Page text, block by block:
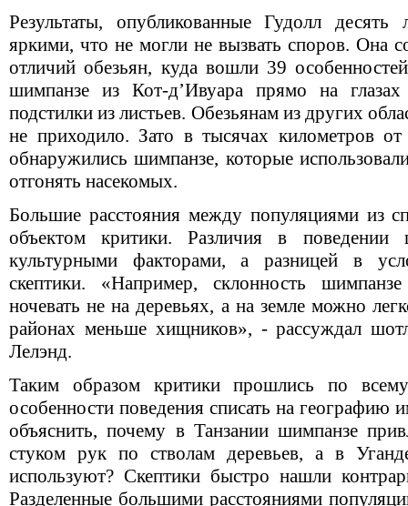
Результаты, опубликованные Гудолл десять
яркими, что не могли не вызвать споров. Она
отличий обезьян, куда вошли 39
шимпанзе из Кот-д’Ивуара прямо на глазах
подстилки из листьев. Обезьянам из других
не приходило. Зато в тысячах километров
обнаружились шимпанзе, которые
отгонять насекомых.
Большие расстояния между популяциями из
объектом критики. Различия в поведении
культурными факторами, а разницей в
скептики. «Например, склонность
ночевать не на деревьях, а на земле можно
районах меньше хищников», - рассуждал
Лелэнд.
Таким образом критики прошлись по
особенности поведения списать на географию
объяснить, почему в Танзании шимпанзе
стуком рук по стволам деревьев, а в
используют? Скептики быстро нашли
Разделенные большими расстояниями